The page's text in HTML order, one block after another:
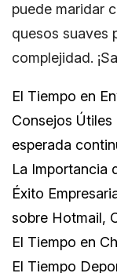
puede maridar
quesos suaves
complejidad.
El Tiempo en
Consejos Útiles
esperada
La Importancia
Éxito
sobre Hotmail,
El Tiempo en
El Tiempo